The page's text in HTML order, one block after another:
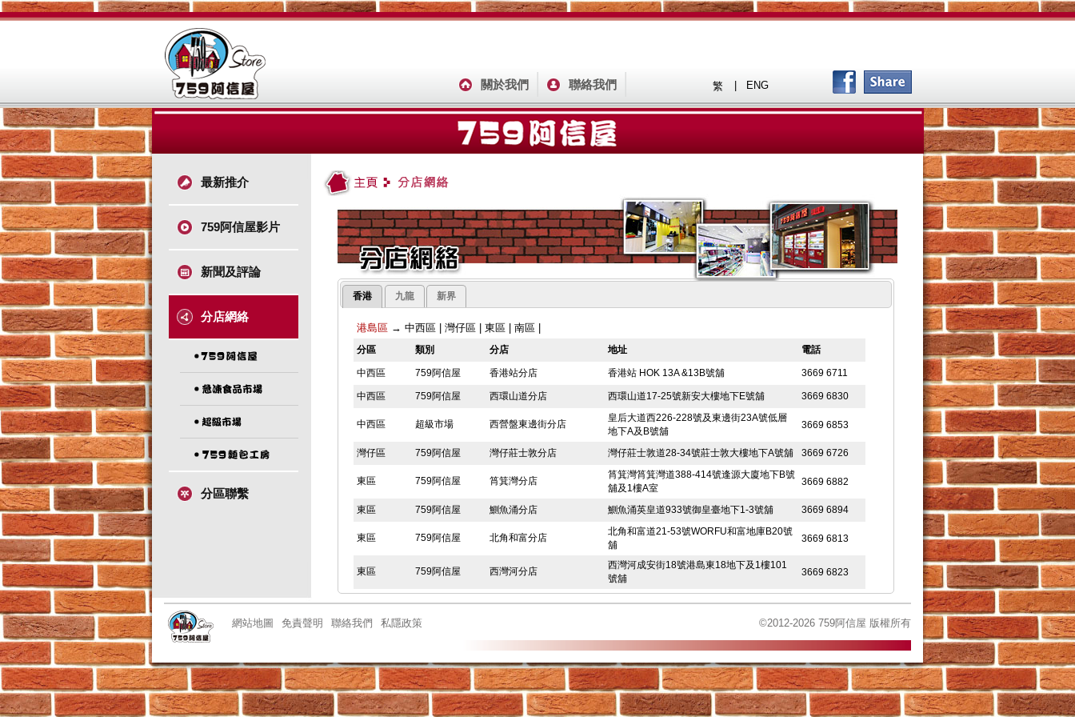
繁 ENG
關於我們 聯絡我們
最新推介
759阿信屋影片
新聞及評論
分店網絡
分區聯繫
香港 九龍 新界
港島區→ 中西區| 灣仔區| 東區| 南區|
分區 類別 分店 地址 電話
中西區 759阿信屋 香港站分店 香港站 HOK 13A &13B號舖 3669 6711
中西區 759阿信屋 西環山道分店 西環山道17-25號新安大樓地下E號舖 3669 6830
中西區 超級市場 西營盤東邊街分店
皇后大道西226-228號及東邊街23A號低層
地下A及B號舖
3669 6853
灣仔區 759阿信屋 灣仔莊士敦分店 灣仔莊士敦道28-34號莊士敦大樓地下A號舖 3669 6726
東區 759阿信屋 筲箕灣分店
筲箕灣筲箕灣道388-414號逢源大廈地下B號
舖及1樓A室
3669 6882
東區 759阿信屋 鰂魚涌分店 鰂魚涌英皇道933號御皇臺地下1-3號舖 3669 6894
東區 759阿信屋 北角和富分店
北角和富道21-53號WORFU和富地庫B20號
舖
3669 6813
東區 759阿信屋 西灣河分店
西灣河成安街18號港島東18地下及1樓101
號舖
3669 6823
東區 759阿信屋 小西灣藍灣廣場UG樓UG06-UG07號舖 3669 6922
東區 急凍食品市場 筲箕灣愛東邨分店 筲箕灣愛東商場1樓109號舖 3669 6993
東區 759阿信屋 電氣道148號分店 北角電氣道148號1樓1號舖 3669 6740
網站地圖 免責聲明 聯絡我們 私隱政策 ©2012-2026 759阿信屋 版權所有